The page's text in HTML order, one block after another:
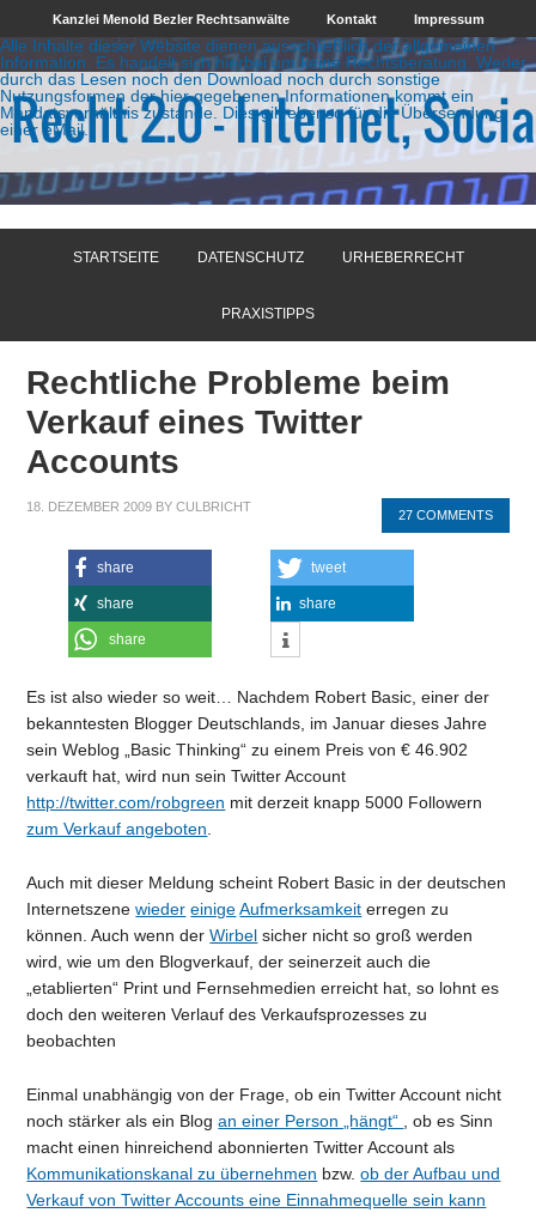
Kanzlei Menold Bezler Rechtsanwälte Kontakt Impressum
Alle Inhalte dieser Website dienen ausschließlich der allgemeinen
Information. Es handelt sich hierbei um keine Rechtsberatung. Weder
durch das Lesen noch den Download noch durch sonstige
Nutzungsformen der hier gegebenen Informationen kommt ein
Mandatsverhältnis zustande. Dies gilt ebenso für die Übersendung
einer eMail.
STARTSEITE DATENSCHUTZ URHEBERRECHT
PRAXISTIPPS
Rechtliche Probleme beim
Verkauf eines Twitter
Accounts
18. DEZEMBER 2009 BYCULBRICHT
27 COMMENTS
share tweet
share share
share
Es ist also wieder so weit… Nachdem Robert Basic, einer der
bekanntesten Blogger Deutschlands, im Januar dieses Jahre
sein Weblog „Basic Thinking“ zu einem Preis von € 46.902
verkauft hat, wird nun sein Twitter Account
http://twitter.com/robgreen mit derzeit knapp 5000 Followern
zum Verkauf angeboten.
Auch mit dieser Meldung scheint Robert Basic in der deutschen
Internetszenewieder einige Aufmerksamkeit erregen zu
können. Auch wenn derWirbel sicher nicht so groß werden
wird, wie um den Blogverkauf, der seinerzeit auch die
„etablierten“ Print und Fernsehmedien erreicht hat, so lohnt es
doch den weiteren Verlauf des Verkaufsprozesses zu
beobachten
Einmal unabhängig von der Frage, ob ein Twitter Account nicht
noch stärker als ein Blogan einer Person „hängt“
, ob es Sinn
macht einen hinreichend abonnierten Twitter Account als
Kommunikationskanal zu übernehmen bzw.ob der Aufbau und
Verkauf von Twitter Accounts eine Einnahmequelle sein kann